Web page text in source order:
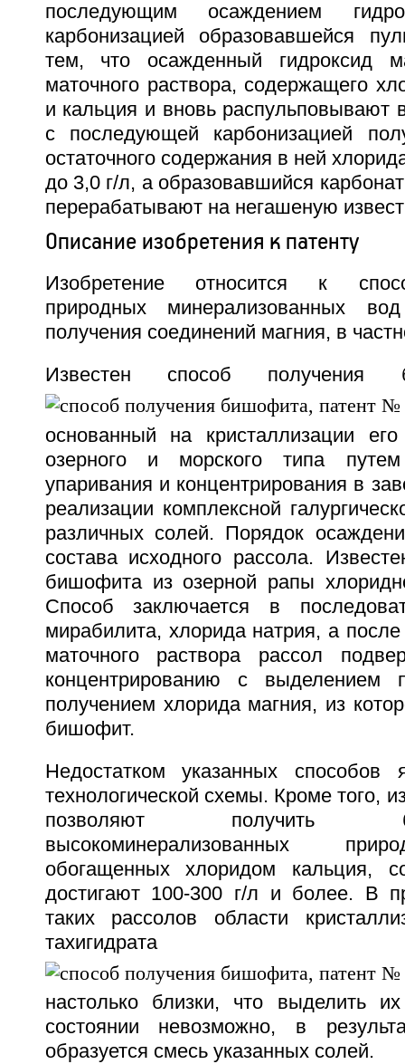
последующим осаждением
карбонизацией образовавшейся
тем, что осажденный гидроксид
маточного раствора, содержащего
и кальция и вновь распульповывают
с последующей карбонизацией
остаточного содержания в ней
до 3,0 г/л, а образовавшийся
перерабатывают на негашеную
Описание изобретения к патенту
Изобретение относится к
природных минерализованных
получения соединений магния, в
Известен способ получения
основанный на кристаллизации
озерного и морского типа путем
упаривания и концентpирования в
реализации комплексной
различных солей. Порядок
состава исходного рассола.
бишофита из озерной рапы
Способ заключается в
мирабилита, хлорида натрия, а
маточного раствора рассол
концентрированию с выделением
получением хлорида магния, из
бишофит.
Недостатком указанных способов
технологической схемы. Кроме того,
позволяют получить
высокоминерализованных
обогащенных хлоридом кальция,
достигают 100-300 г/л и более. В
таких рассолов области
настолько близки, что выделить
состоянии невозможно, в
образуется смесь указанных солей.